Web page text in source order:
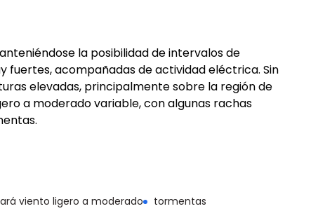
la posibilidad de intervalos de
fuertes, acompañadas de actividad eléctrica. Sin
elevadas, principalmente sobre la región de
a moderado variable, con algunas rachas
viento ligero a moderado tormentas